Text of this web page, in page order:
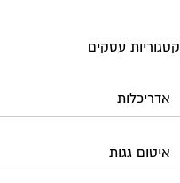
עסקים
אדריכלות
איטום גגות